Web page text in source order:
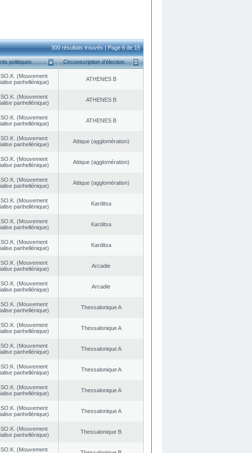
300 résultats trouvés | Page 6 de 15
politiques Circonscription d’élection
(Mouvement
panhellénique)
ATHENES Β
(Mouvement
panhellénique)
ATHENES Β
(Mouvement
panhellénique)
ATHENES Β
(Mouvement
panhellénique)
Αttique (agglomération)
(Mouvement
panhellénique)
Αttique (agglomération)
(Mouvement
panhellénique)
Αttique (agglomération)
(Mouvement
panhellénique)
Karditsa
(Mouvement
panhellénique)
Karditsa
(Mouvement
panhellénique)
Karditsa
(Mouvement
panhellénique)
Arcadie
(Mouvement
panhellénique)
Arcadie
(Mouvement
panhellénique)
Thessalonique A
(Mouvement
panhellénique)
Thessalonique A
(Mouvement
panhellénique)
Thessalonique A
(Mouvement
panhellénique)
Thessalonique A
(Mouvement
panhellénique)
Thessalonique A
(Mouvement
panhellénique)
Thessalonique A
(Mouvement
panhellénique)
Thessalonique B
(Mouvement